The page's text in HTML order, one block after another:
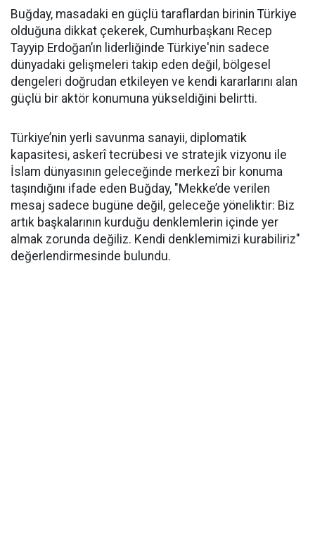
Buğday, masadaki en güçlü taraflardan birinin Türkiye
olduğuna dikkat çekerek, Cumhurbaşkanı Recep
Tayyip Erdoğan’ın liderliğinde Türkiye'nin sadece
dünyadaki gelişmeleri takip eden değil, bölgesel
dengeleri doğrudan etkileyen ve kendi kararlarını alan
güçlü bir aktör konumuna yükseldiğini belirtti.
Türkiye’nin yerli savunma sanayii, diplomatik
kapasitesi, askerî tecrübesi ve stratejik vizyonu ile
İslam dünyasının geleceğinde merkezî bir konuma
taşındığını ifade eden Buğday, "Mekke’de verilen
mesaj sadece bugüne değil, geleceğe yöneliktir: Biz
artık başkalarının kurduğu denklemlerin içinde yer
almak zorunda değiliz. Kendi denklemimizi kurabiliriz"
değerlendirmesinde bulundu.